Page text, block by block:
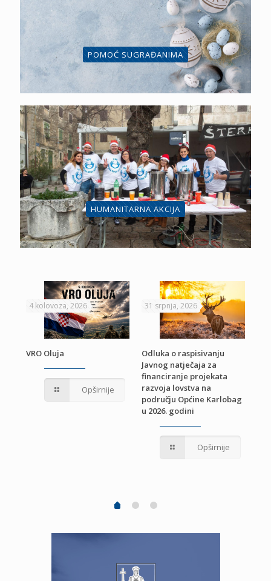
POMOĆ SUGRAĐANIMA
HUMANITARNA AKCIJA
4 kolovoza, 2026
VRO Oluja
Opširnije
31 srpnja, 2026
Odluka o raspisivanju
Javnog natječaja za
financiranje projekata
razvoja lovstva na
području Općine Karlobag
u 2026. godini
Opširnije